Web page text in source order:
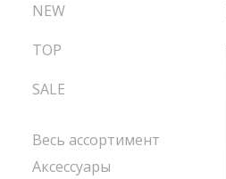
NEW
TOP
SALE
Весь ассортимент
Аксессуары